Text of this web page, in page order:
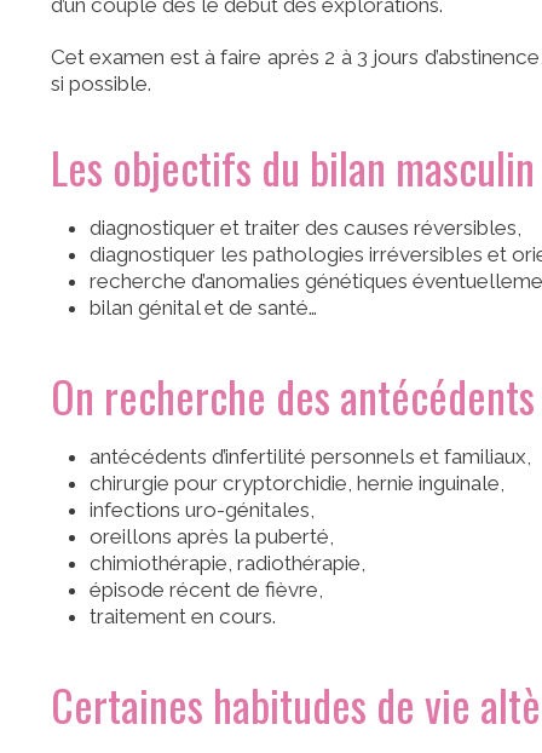
d’un couple dès le début des explorations.
Cet examen est à faire après 2 à 3 jours
si possible.
Les objectifs du bilan masculin
diagnostiquer et traiter des causes réversibles,
diagnostiquer les pathologies irréversibles et
recherche d’anomalies génétiques
bilan génital et de santé…
On recherche des
antécédents d’infertilité personnels et familiaux,
chirurgie pour cryptorchidie, hernie inguinale,
infections uro-génitales,
oreillons après la puberté,
chimiothérapie, radiothérapie,
épisode récent de fièvre,
traitement en cours.
Certaines habitudes de vie